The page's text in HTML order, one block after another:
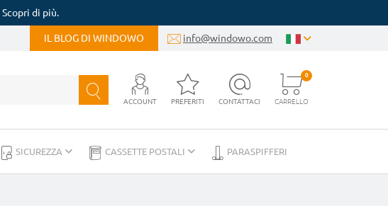
di più.
IL BLOG DI WINDOWO info@windowo.com
ACCOUNT PREFERITI CONTATTACI CARRELLO
0
SICUREZZA CASSETTE POSTALI PARASPIFFERI